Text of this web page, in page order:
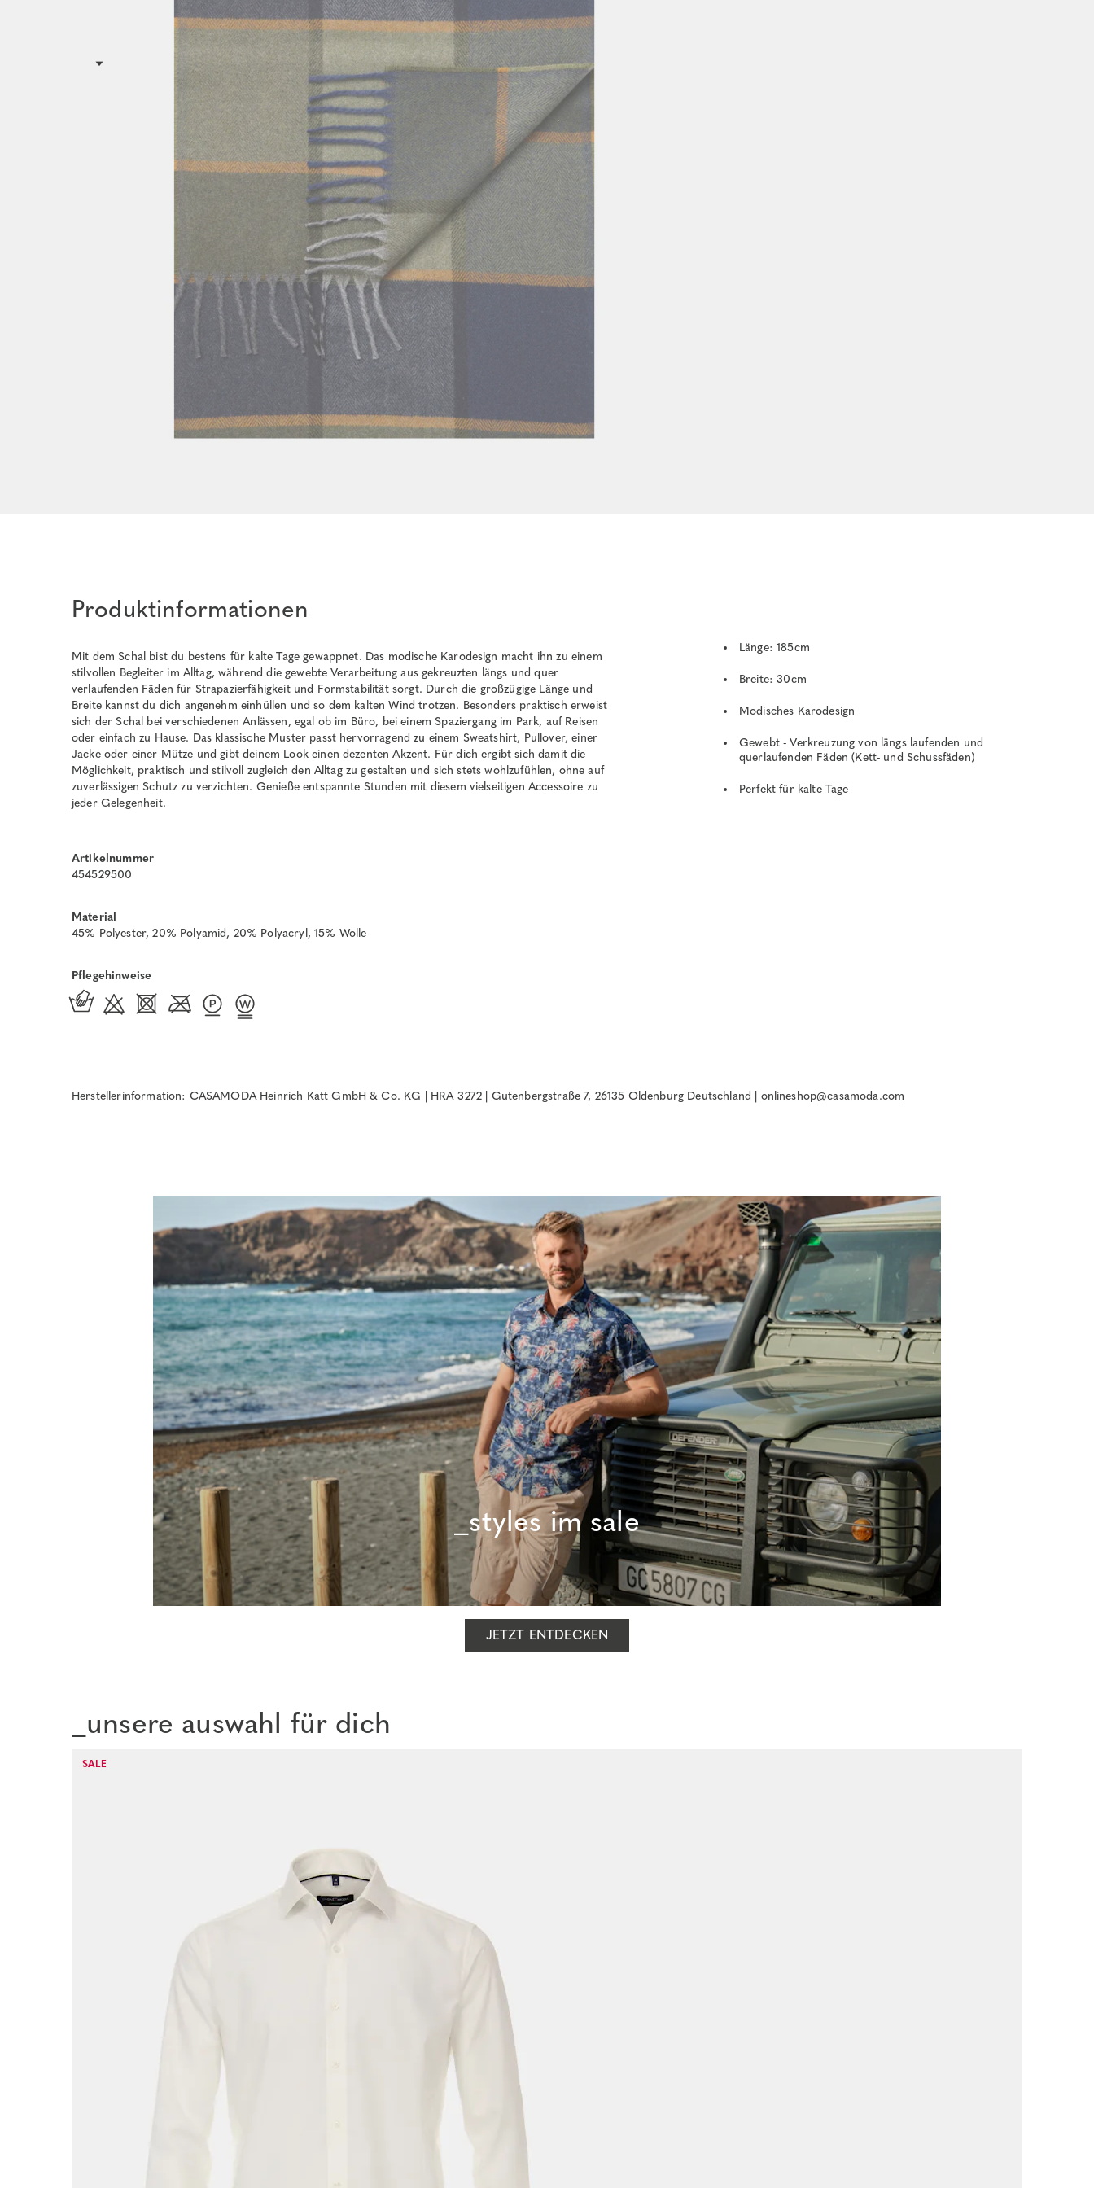
Produktinformationen
Mit dem Schal bist du bestens für kalte Tage gewappnet. Das modische Karodesign macht ihn zu einem
stilvollen Begleiter im Alltag, während die gewebte Verarbeitung aus gekreuzten längs und quer
verlaufenden Fäden für Strapazierfähigkeit und Formstabilität sorgt. Durch die großzügige Länge und
Breite kannst du dich angenehm einhüllen und so dem kalten Wind trotzen. Besonders praktisch erweist
sich der Schal bei verschiedenen Anlässen, egal ob im Büro, bei einem Spaziergang im Park, auf Reisen
oder einfach zu Hause. Das klassische Muster passt hervorragend zu einem Sweatshirt, Pullover, einer
Jacke oder einer Mütze und gibt deinem Look einen dezenten Akzent. Für dich ergibt sich damit die
Möglichkeit, praktisch und stilvoll zugleich den Alltag zu gestalten und sich stets wohlzufühlen, ohne auf
zuverlässigen Schutz zu verzichten. Genieße entspannte Stunden mit diesem vielseitigen Accessoire zu
jeder Gelegenheit.
Artikelnummer
454529500
Material
45% Polyester, 20% Polyamid, 20% Polyacryl, 15% Wolle
Pflegehinweise
Länge: 185cm
Breite: 30cm
Modisches Karodesign
Gewebt - Verkreuzung von längs laufenden und
querlaufenden Fäden (Kett- und Schussfäden)
Perfekt für kalte Tage
Herstellerinformation: CASAMODA Heinrich Katt GmbH & Co. KG | HRA 3272 | Gutenbergstraße 7, 26135 Oldenburg Deutschland | onlineshop@casamoda.com
_styles im sale
JETZT ENTDECKEN
_unsere auswahl für dich
SALE